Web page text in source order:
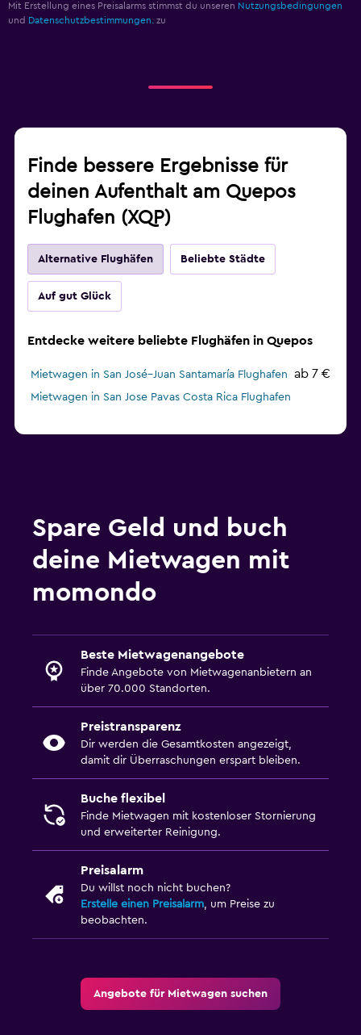
Mit Erstellung eines Preisalarms stimmst du unseren Nutzungsbedingungen
und Datenschutzbestimmungen. zu
Finde bessere Ergebnisse für
deinen Aufenthalt am Quepos
Flughafen (XQP)
Alternative Flughäfen Beliebte Städte
Auf gut Glück
Entdecke weitere beliebte Flughäfen in Quepos
Mietwagen in San José–Juan Santamaría Flughafen ab 7 €
Mietwagen in San Jose Pavas Costa Rica Flughafen
Spare Geld und buch
deine Mietwagen mit
momondo
Beste Mietwagenangebote
Finde Angebote von Mietwagenanbietern an
über 70.000 Standorten.
Preistransparenz
Dir werden die Gesamtkosten angezeigt,
damit dir Überraschungen erspart bleiben.
Buche flexibel
Finde Mietwagen mit kostenloser Stornierung
und erweiterter Reinigung.
Preisalarm
Du willst noch nicht buchen?
Erstelle einen Preisalarm, um Preise zu
beobachten.
Angebote für Mietwagen suchen